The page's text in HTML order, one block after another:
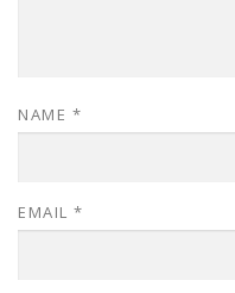
NAME *
EMAIL *